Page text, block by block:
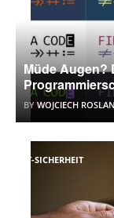
Müde Augen?
BYWOJCIECH
IT-SICHERHEIT